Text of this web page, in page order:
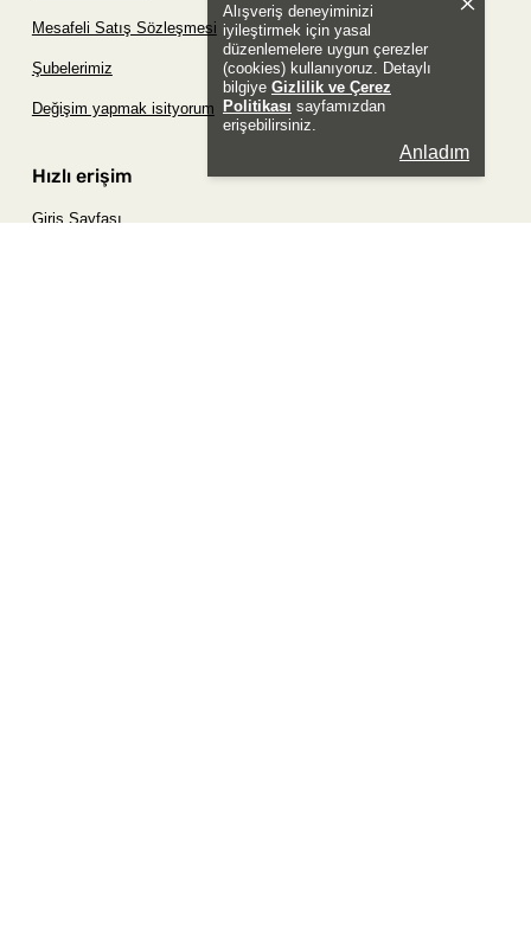
Alışveriş deneyiminizi
iyileştirmek için yasal
düzenlemelere uygun çerezler
(cookies) kullanıyoruz. Detaylı
bilgiye Gizlilik ve Çerez
Politikası sayfamızdan
erişebilirsiniz.
Anladım
Mesafeli Satış Sözleşmesi
Şubelerimiz
Değişim yapmak isityorum
Hızlı erişim
Giriş Sayfası